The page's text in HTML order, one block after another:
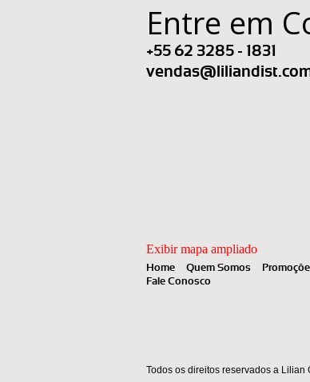
Entre em
+55 62 3285 - 1831
Exibir mapa ampliado
Home Quem Somos
Fale Conosco
Todos os direitos reservados a Lilian